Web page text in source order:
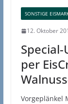
SONSTIGE
12. Oktober
per
Vorgeplänkel